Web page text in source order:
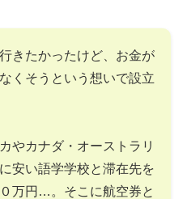
きたかったけど、お金が
くそうという想いで設立
やカナダ・オーストラリ
安い語学学校と滞在先を
万円…。そこに航空券と